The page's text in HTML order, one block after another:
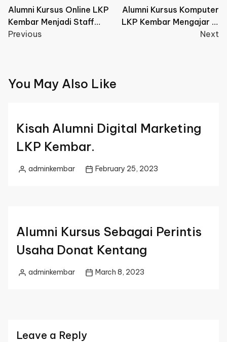
Post
navigation
Alumni Kursus Online LKP
Kembar Menjadi Staff
Admin Distributor Besi di
Previous
Alumni Kursus Komputer
LKP Kembar Mengajar di
TK BA. Aisyiyah II Sabrang
Next
You May Also Like
Kisah Alumni Digital Marketing
LKP Kembar.
Postedadminkembar February 25, 2023
Alumni Kursus Sebagai Perintis
Usaha Donat Kentang
Postedadminkembar March 8, 2023
Leave a Reply